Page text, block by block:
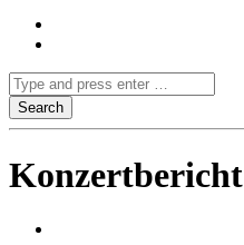
Konzertbericht